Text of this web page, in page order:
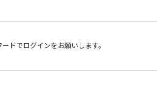
ドでログインをお願いします。